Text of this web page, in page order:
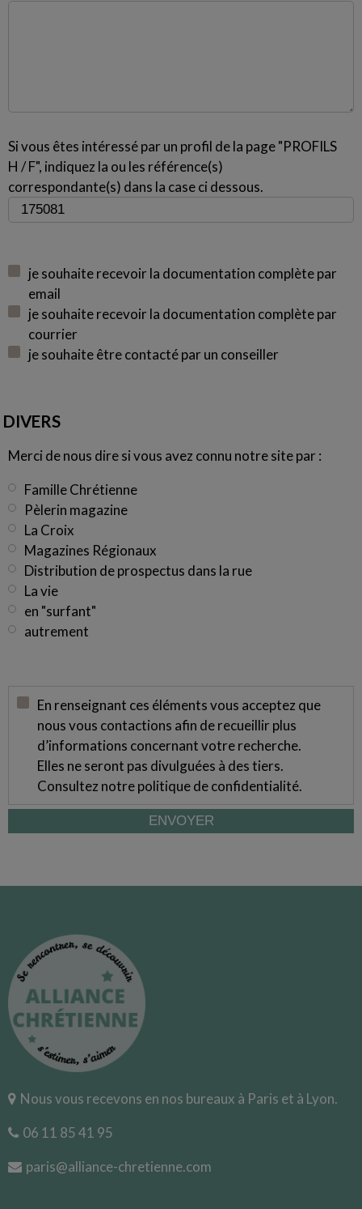
Si vous êtes intéressé par un profil de la page "PROFILS
H / F", indiquez la ou les référence(s)
correspondante(s) dans la case ci dessous.
je souhaite recevoir la documentation complète par
email
je souhaite recevoir la documentation complète par
courrier
je souhaite être contacté par un conseiller
DIVERS
Merci de nous dire si vous avez connu notre site par :
Famille Chrétienne
Pèlerin magazine
La Croix
Magazines Régionaux
Distribution de prospectus dans la rue
La vie
en "surfant"
autrement
En renseignant ces éléments vous acceptez que
nous vous contactions afin de recueillir plus
d’informations concernant votre recherche.
Elles ne seront pas divulguées à des tiers.
Consultez notrepolitique de confidentialité.
Nous vous recevons en nos bureaux à Paris et à Lyon.
06 11 85 41 95
paris@alliance-chretienne.com